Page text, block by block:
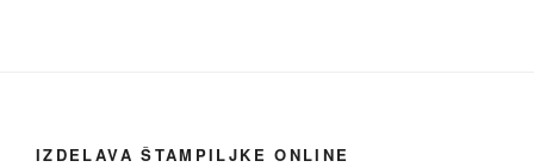
IZDELAVA ŠTAMPILJKE ONLINE